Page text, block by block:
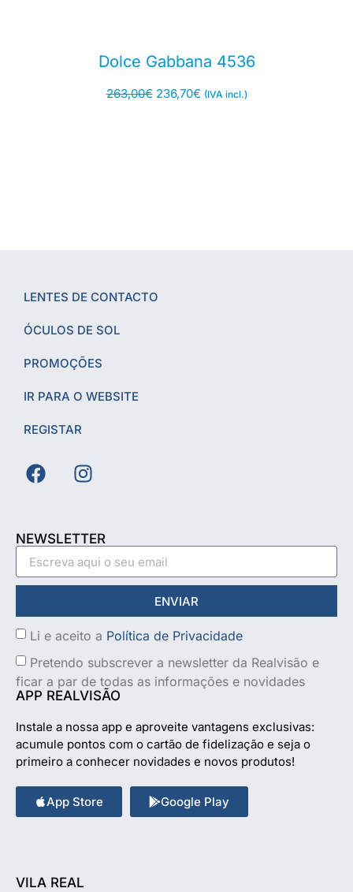
Dolce Gabbana 4536
263,00€ 236,70€ (IVA incl.)
LENTES DE CONTACTO
ÓCULOS DE SOL
PROMOÇÕES
IR PARA O WEBSITE
REGISTAR
NEWSLETTER
Li e aceito a Política de Privacidade
Pretendo subscrever a newsletter da Realvisão e
ficar a par de todas as informações e novidades
ENVIAR
APP REALVISÃO
Instale a nossa app e aproveite vantagens exclusivas:
acumule pontos com o cartão de fidelização e seja o
primeiro a conhecer novidades e novos produtos!
App Store Google Play
VILA REAL